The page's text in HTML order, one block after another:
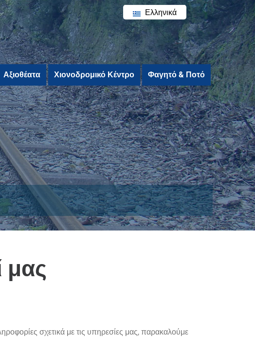
Ελληνικά
English
Αξιοθέατα Χιονοδρομικό Κέντρο Φαγητό & Ποτό
μας
σχετικά με τις υπηρεσίες μας, παρακαλούμε